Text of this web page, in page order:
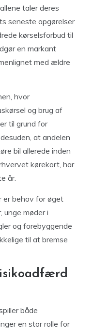
taler deres
seneste opgørelser
kørselsforbud til
en markant
med ældre
hvor
og brug af
til grund for
at andelen
bil allerede inden
kørekort, har
år.
er behov for øget
unge møder i
og forebyggende
til at bremse
både
en stor rolle for